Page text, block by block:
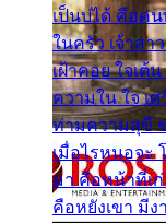
เป็นบ่ได้ คือค
ในครัว เจ้าสา
เฝ้าคอย ใจเต้
ความใน ใจ เ
ท่ามความสุขี ช่
เมื่อไรหนอจะ
มา คือหน้าที่เ
คือหยังเขา มีง